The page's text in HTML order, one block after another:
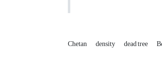
Chetan density dead tree